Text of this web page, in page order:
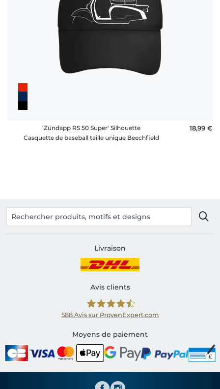
'Zündapp RS 50 Super' Silhouette
Casquette de baseball taille unique Beechfield
18,99 €
Livraison
Avis clients
Shirtinator FR
588 Avis sur ProvenExpert.com
Moyens de paiement